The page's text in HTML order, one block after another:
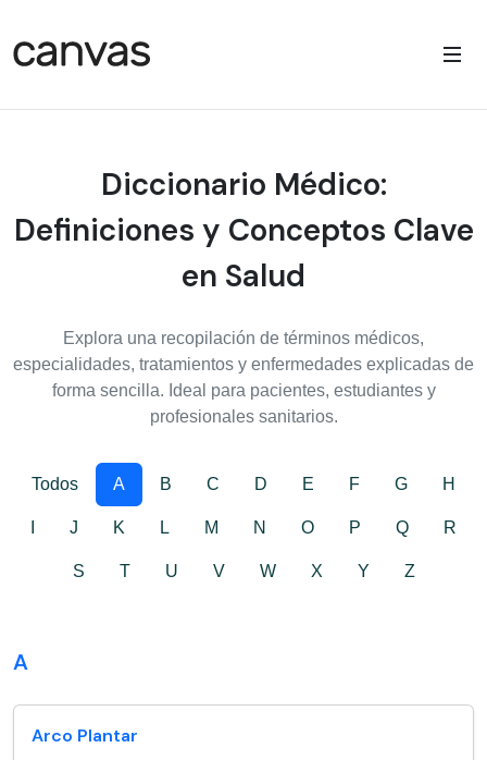
Diccionario Médico:
Definiciones y Conceptos Clave
en Salud
Explora una recopilación de términos médicos,
especialidades, tratamientos y enfermedades explicadas de
forma sencilla. Ideal para pacientes, estudiantes y
profesionales sanitarios.
Todos A B C D E F G H
J K L M N O P Q R
S T U V W X Y Z
A
Arco Plantar